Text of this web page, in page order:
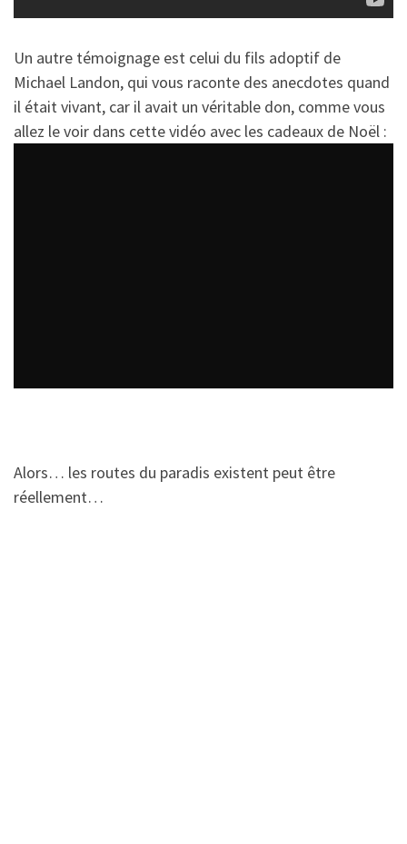
Un autre témoignage est celui du fils adoptif de
Michael Landon, qui vous raconte des anecdotes quand
il était vivant, car il avait un véritable don, comme vous
allez le voir dans cette vidéo avec les cadeaux de Noël :
Alors… les routes du paradis existent peut être
réellement…